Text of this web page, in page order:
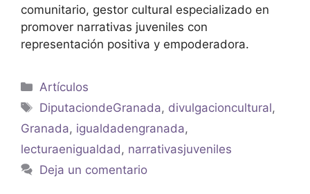
comunitario, gestor cultural especializado en
promover narrativas juveniles con
representación positiva y empoderadora.
Artículos
DiputaciondeGranada, divulgacioncultural,
Granada, igualdadengranada,
lecturaenigualdad , narrativasjuveniles
Deja un comentario